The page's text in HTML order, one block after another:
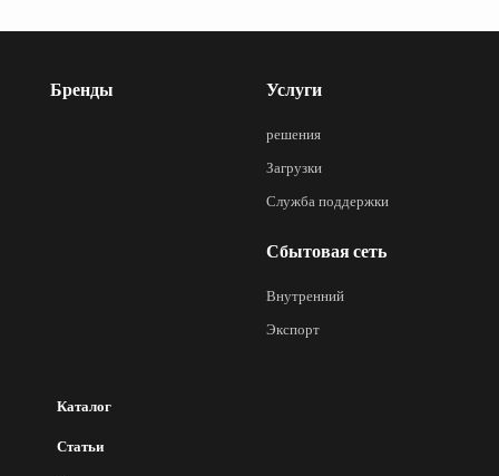
Бренды Услуги
решения
Загрузки
Служба поддержки
Сбытовая сеть
Внутренний
Экспорт
Каталог
Статьи